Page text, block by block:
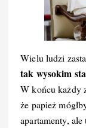
Wielu ludzi
tak wysokim
W końcu każdy
że papież
apartamenty,